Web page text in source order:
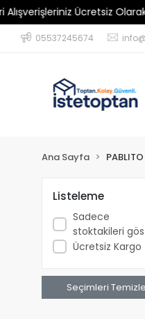
Ücretsiz Olarak
05537245674
Ana Sayfa
Listeleme
Sadece
stoktakileri
Ücretsiz Kargo
Seçimleri Temizle